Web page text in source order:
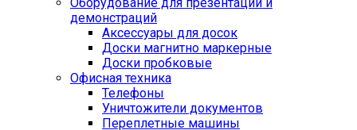
Оборудование для презентаций и
демонстраций
Аксессуары для досок
Доски магнитно маркерные
Доски пробковые
Офисная техника
Телефоны
Уничтожители документов
Переплетные машины